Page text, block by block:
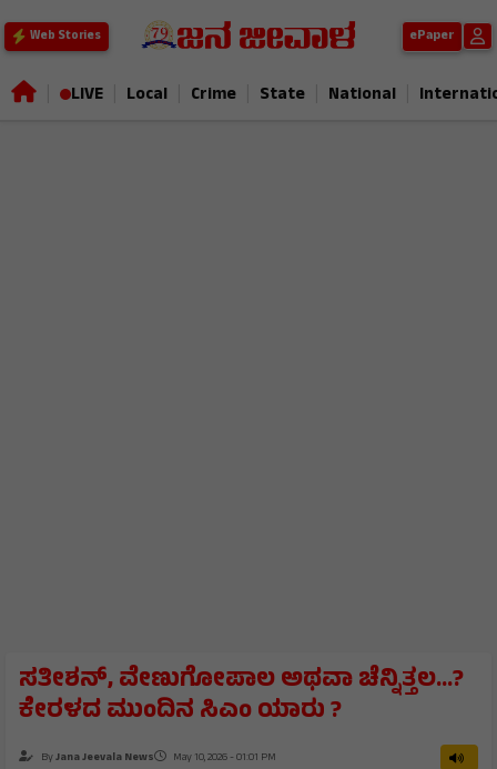
Web Stories ePaper
LIVE Local Crime State National
ಸತೀಶನ್, ವೇಣುಗೋಪಾಲ ಅಥವಾ ಚೆನ್ನಿತ್ತಲ…?
ಕೇರಳದ ಮುಂದಿನ ಸಿಎಂ ಯಾರು ?
ByJana Jeevala News May 10, 2026 - 01:01 PM